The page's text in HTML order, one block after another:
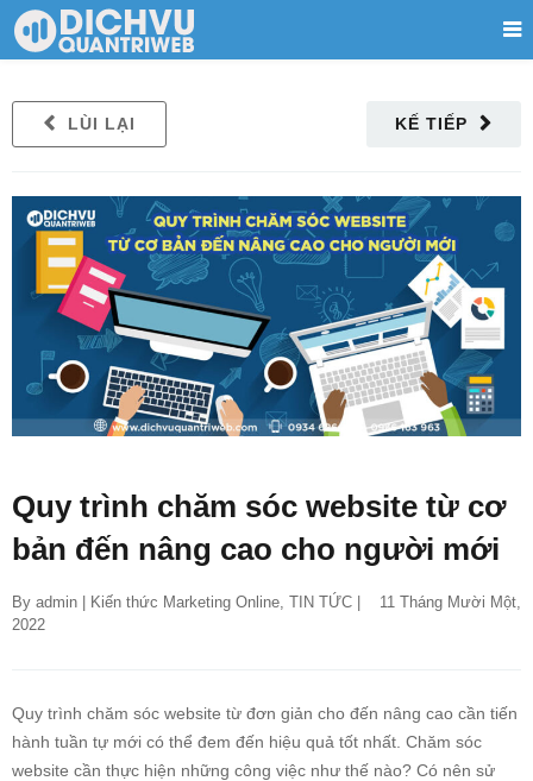
KẾ TIẾP
LÙI LẠI
Quy trình chăm sóc website từ cơ
bản đến nâng cao cho người mới
By admin | Kiến thức Marketing Online TIN TỨC |    11 Tháng Mười Một,
2022
Quy trình chăm sóc website từ đơn giản cho đến nâng cao cần tiến
hành tuần tự mới có thể đem đến hiệu quả tốt nhất. Chăm sóc
website cần thực hiện những công việc như thế nào? Có nên sử